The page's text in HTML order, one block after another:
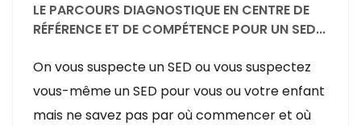
LE PARCOURS DIAGNOSTIQUE EN CENTRE DE
RÉFÉRENCE ET DE COMPÉTENCE POUR UN SED...
On vous suspecte un SED ou vous suspectez
vous-même un SED pour vous ou votre enfant
mais ne savez pas par où commencer et où